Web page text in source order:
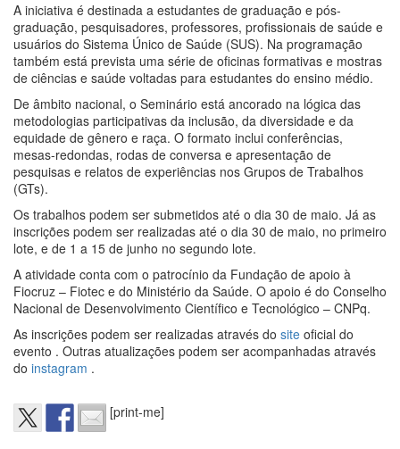
A iniciativa é destinada a estudantes de graduação e pós-
graduação, pesquisadores, professores, profissionais de saúde e
usuários do Sistema Único de Saúde (SUS). Na programação
também está prevista uma série de oficinas formativas e mostras
de ciências e saúde voltadas para estudantes do ensino médio.
De âmbito nacional, o Seminário está ancorado na lógica das
metodologias participativas da inclusão, da diversidade e da
equidade de gênero e raça. O formato inclui conferências,
mesas-redondas, rodas de conversa e apresentação de
pesquisas e relatos de experiências nos Grupos de Trabalhos
(GTs).
Os trabalhos podem ser submetidos até o dia 30 de maio. Já as
inscrições podem ser realizadas até o dia 30 de maio, no primeiro
lote, e de 1 a 15 de junho no segundo lote.
A atividade conta com o patrocínio da Fundação de apoio à
Fiocruz – Fiotec e do Ministério da Saúde. O apoio é do Conselho
Nacional de Desenvolvimento Científico e Tecnológico – CNPq.
As inscrições podem ser realizadas através do site oficial do
evento . Outras atualizações podem ser acompanhadas através
do instagram .
[print-me]